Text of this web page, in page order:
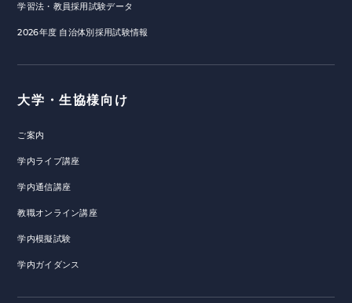
学習法・教員採用試験データ
2026年度 自治体別採用試験情報
大学・生協様向け
ご案内
学内ライブ講座
学内通信講座
教職オンライン講座
学内模擬試験
学内ガイダンス